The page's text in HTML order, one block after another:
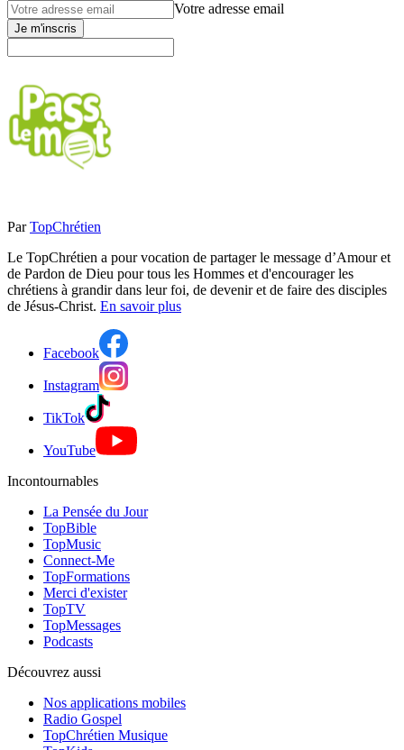
Votre adresse email
Je m'inscris
Par TopChrétien
Le TopChrétien a pour vocation de partager le message d’Amour et
de Pardon de Dieu pour tous les Hommes et d'encourager les
chrétiens à grandir dans leur foi, de devenir et de faire des disciples
de Jésus-Christ. En savoir plus
Facebook
Instagram
TikTok
YouTube
Incontournables
La Pensée du Jour
TopBible
TopMusic
Connect-Me
TopFormations
Merci d'exister
TopTV
TopMessages
Podcasts
Découvrez aussi
Nos applications mobiles
Radio Gospel
TopChrétien Musique